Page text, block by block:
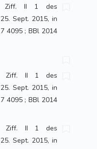
Ziff. II 1 des
Sept. 2015, in
4095 ; BBl 2014
Ziff. II 1 des
Sept. 2015, in
4095 ; BBl 2014
Ziff. II 1 des
Sept. 2015, in